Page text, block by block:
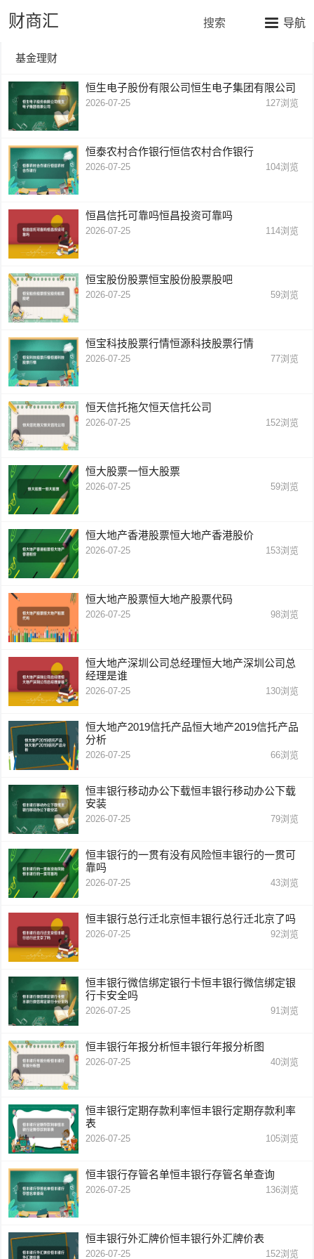
财商汇 导航
搜索
基金理财
恒生电子股份有限公司恒生电子集团有限公司
2026-07-25 127浏览
恒泰农村合作银行恒信农村合作银行
2026-07-25 104浏览
恒昌信托可靠吗恒昌投资可靠吗
2026-07-25 114浏览
恒宝股份股票恒宝股份股票股吧
2026-07-25 59浏览
恒宝科技股票行情恒源科技股票行情
2026-07-25 77浏览
恒天信托拖欠恒天信托公司
2026-07-25 152浏览
恒大股票一恒大股票
2026-07-25 59浏览
恒大地产香港股票恒大地产香港股价
2026-07-25 153浏览
恒大地产股票恒大地产股票代码
2026-07-25 98浏览
恒大地产深圳公司总经理恒大地产深圳公司总
经理是谁
2026-07-25 130浏览
恒大地产2019信托产品恒大地产2019信托产品
分析
2026-07-25 66浏览
恒丰银行移动办公下载恒丰银行移动办公下载
安装
2026-07-25 79浏览
恒丰银行的一贯有没有风险恒丰银行的一贯可
靠吗
2026-07-25 43浏览
恒丰银行总行迁北京恒丰银行总行迁北京了吗
2026-07-25 92浏览
恒丰银行微信绑定银行卡恒丰银行微信绑定银
行卡安全吗
2026-07-25 91浏览
恒丰银行年报分析恒丰银行年报分析图
2026-07-25 40浏览
恒丰银行定期存款利率恒丰银行定期存款利率
表
2026-07-25 105浏览
恒丰银行存管名单恒丰银行存管名单查询
2026-07-25 136浏览
恒丰银行外汇牌价恒丰银行外汇牌价表
2026-07-25 152浏览